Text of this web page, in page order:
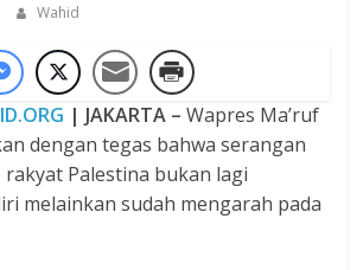
Wahid
| JAKARTA – Wapres Ma’ruf
dengan tegas bahwa serangan
Palestina bukan lagi
melainkan sudah mengarah pada